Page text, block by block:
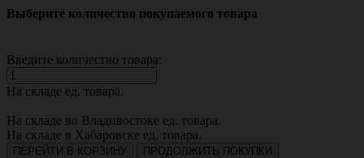
Выберите количество покупаемого товара
Введите количество товара:
На складе ед. товара.
На складе во Владивостоке ед. товара.
На складе в Хабаровске ед. товара.
ПЕРЕЙТИ В КОРЗИНУ
ПРОДОЛЖИТЬ ПОКУПКИ